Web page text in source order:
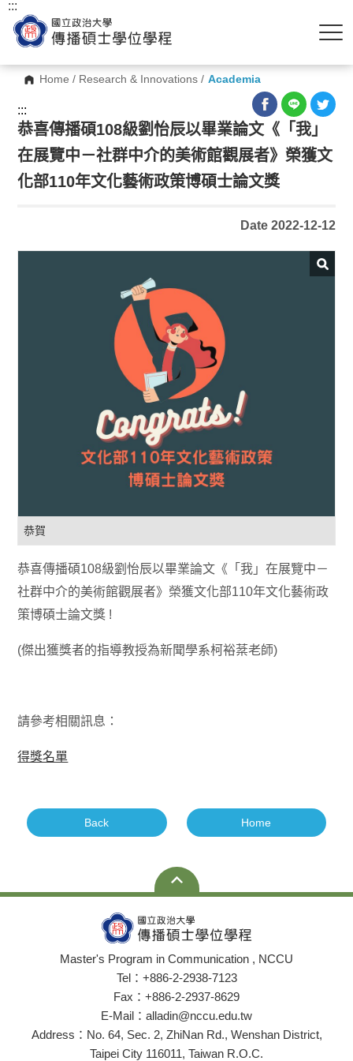
Home / Research & Innovations / Academia
:::
:::
恭喜傳播碩108級劉怡辰以畢業論文《「我」
在展覽中－社群中介的美術館觀展者》榮獲文
化部110年文化藝術政策博碩士論文獎
Date 2022-12-12
恭賀
恭喜傳播碩108級劉怡辰以畢業論文《「我」在展覽中－
社群中介的美術館觀展者》榮獲文化部110年文化藝術政
策博碩士論文獎 !
(傑出獲獎者的指導教授為新聞學系柯裕棻老師)
請參考相關訊息：
得獎名單
Back Home
Master's Program in Communication , NCCU
Tel：+886-2-2938-7123
Fax：+886-2-2937-8629
E-Mail：alladin@nccu.edu.tw
Address：No. 64, Sec. 2, ZhiNan Rd., Wenshan District,
Taipei City 116011, Taiwan R.O.C.